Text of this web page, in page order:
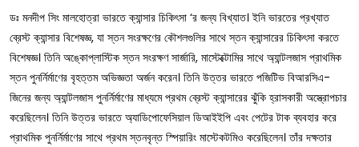
ডঃ মনদীপ সিং মালহোত্রা ভারতে ক্যান্সার চিকিৎসা ‘র জন্য বিখ্যাত। ইনি ভারতের প্রখ্যাত
ব্রেস্ট ক্যান্সার বিশেষজ্ঞ, যা স্তন সংরক্ষণের কৌশলগুলির সাথে স্তন ক্যান্সারের চিকিৎসা করতে
বিশেষজ্ঞ। তিনি অঙ্কোপ্লাস্টিক স্তন সংরক্ষণ সার্জারি, মাস্টেক্টোমির সাথে অ্যান্টলজাস প্রাথমিক
স্তন পুনর্নির্মাণের বৃহত্তম অভিজ্ঞতা অর্জন করেন। তিনি উত্তর ভারতে পজিটিভ বিআরসিএ-
জিনের জন্য অ্যান্টলজাস পুনর্নির্মাণের মাধ্যমে প্রথম ব্রেস্ট ক্যান্সারের ঝুঁকি হ্রাসকারী অস্ত্রোপচার
করেছিলেন। তিনি উত্তর ভারতে অ্যাডিপোফেসিয়াল ডিআইইপি এবং পেটের টাক ব্যবহার করে
প্রাথমিক পুনর্নির্মাণের সাথে প্রথম স্তনবৃন্ত স্পিয়ারিং মাস্টেকটমিও করেছিলেন। তাঁর দক্ষতার